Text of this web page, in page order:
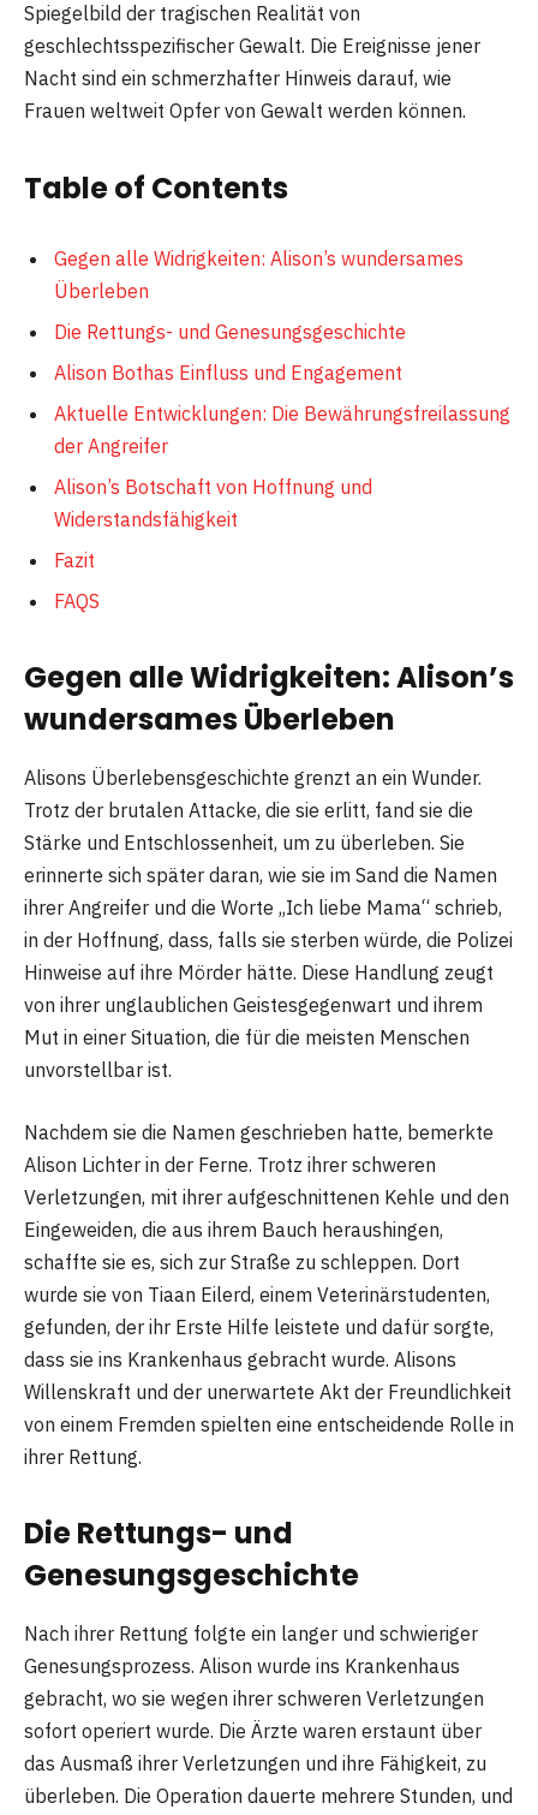
Spiegelbild der tragischen Realität von
geschlechtsspezifischer Gewalt. Die Ereignisse jener
Nacht sind ein schmerzhafter Hinweis darauf, wie
Frauen weltweit Opfer von Gewalt werden können.
Table of Contents
Gegen alle Widrigkeiten: Alison’s wundersames
Überleben
Die Rettungs- und Genesungsgeschichte
Alison Bothas Einfluss und Engagement
Aktuelle Entwicklungen: Die Bewährungsfreilassung
der Angreifer
Alison’s Botschaft von Hoffnung und
Widerstandsfähigkeit
Fazit
FAQS
Gegen alle Widrigkeiten: Alison’s
wundersames Überleben
Alisons Überlebensgeschichte grenzt an ein Wunder.
Trotz der brutalen Attacke, die sie erlitt, fand sie die
Stärke und Entschlossenheit, um zu überleben. Sie
erinnerte sich später daran, wie sie im Sand die Namen
ihrer Angreifer und die Worte „Ich liebe Mama“ schrieb,
in der Hoffnung, dass, falls sie sterben würde, die Polizei
Hinweise auf ihre Mörder hätte. Diese Handlung zeugt
von ihrer unglaublichen Geistesgegenwart und ihrem
Mut in einer Situation, die für die meisten Menschen
unvorstellbar ist.
Nachdem sie die Namen geschrieben hatte, bemerkte
Alison Lichter in der Ferne. Trotz ihrer schweren
Verletzungen, mit ihrer aufgeschnittenen Kehle und den
Eingeweiden, die aus ihrem Bauch heraushingen,
schaffte sie es, sich zur Straße zu schleppen. Dort
wurde sie von Tiaan Eilerd, einem Veterinärstudenten,
gefunden, der ihr Erste Hilfe leistete und dafür sorgte,
dass sie ins Krankenhaus gebracht wurde. Alisons
Willenskraft und der unerwartete Akt der Freundlichkeit
von einem Fremden spielten eine entscheidende Rolle in
ihrer Rettung.
Die Rettungs- und
Genesungsgeschichte
Nach ihrer Rettung folgte ein langer und schwieriger
Genesungsprozess. Alison wurde ins Krankenhaus
gebracht, wo sie wegen ihrer schweren Verletzungen
sofort operiert wurde. Die Ärzte waren erstaunt über
das Ausmaß ihrer Verletzungen und ihre Fähigkeit, zu
überleben. Die Operation dauerte mehrere Stunden, und